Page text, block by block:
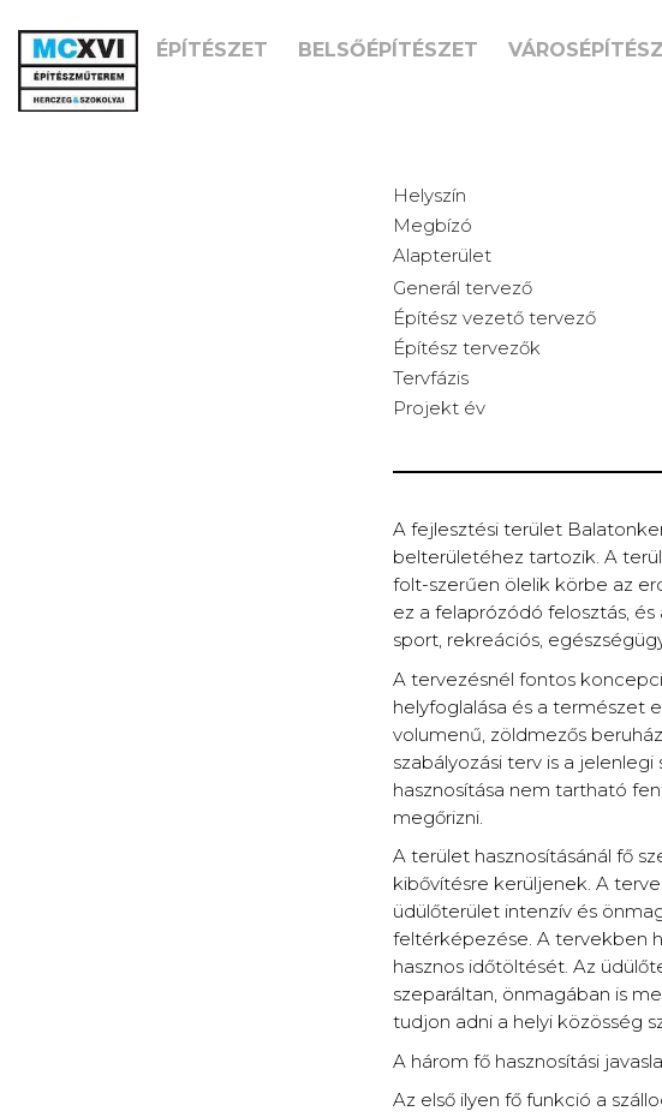
ÉPÍTÉSZET BELSŐÉPÍTÉSZET
Helyszín
Megbízó
Alapterület
Generál tervező
Építész vezető tervező
Építész tervezők
Tervfázis
Projekt év
A fejlesztési terület
belterületéhez tartozik. A
folt-szerűen ölelik körbe az
ez a felaprózódó felosztás,
sport, rekreációs,
A tervezésnél fontos
helyfoglalása és a természet
volumenű, zöldmezős
szabályozási terv is a
hasznosítása nem tartható
megőrizni.
A terület hasznosításánál fő
kibővítésre kerüljenek. A
üdülőterület intenzív és
feltérképezése. A tervekben
hasznos időtöltését. Az
szeparáltan, önmagában is
tudjon adni a helyi közösség
A három fő hasznosítási
Az első ilyen fő funkció a